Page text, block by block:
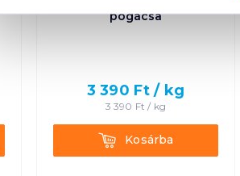
pogácsa
3 390 Ft / kg
3 390 Ft / kg
KosárbaKosárba